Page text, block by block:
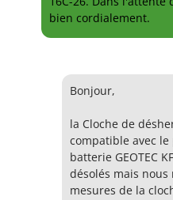
Gyrobroyeurs à lame
Haches - Cognées et
Hachoirs à viande
Herses Rotatives
Lames à neige
EcoFlow
Effeuno
Einhell
Elegen
Energy Gruppi
Enotecnica Pillan
Eschenfelder
bien cordialement.
Bonjour,
la Cloche de
compatible avec
batterie GEOTEC
désolés mais nous
mesures de la